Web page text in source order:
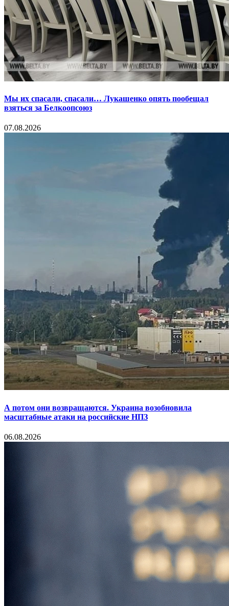
Мы их спасали, спасали… Лукашенко опять пообещал
взяться за Белкоопсоюз
07.08.2026
А потом они возвращаются. Украина возобновила
масштабные атаки на российские НПЗ
06.08.2026